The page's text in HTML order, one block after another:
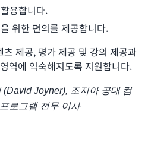
용합니다.
위한 편의를 제공합니다.
제공, 평가 제공 및 강의 제공과
역에 익숙해지도록 지원합니다.
(David Joyner), 조지아 공대 컴
로그램 전무 이사